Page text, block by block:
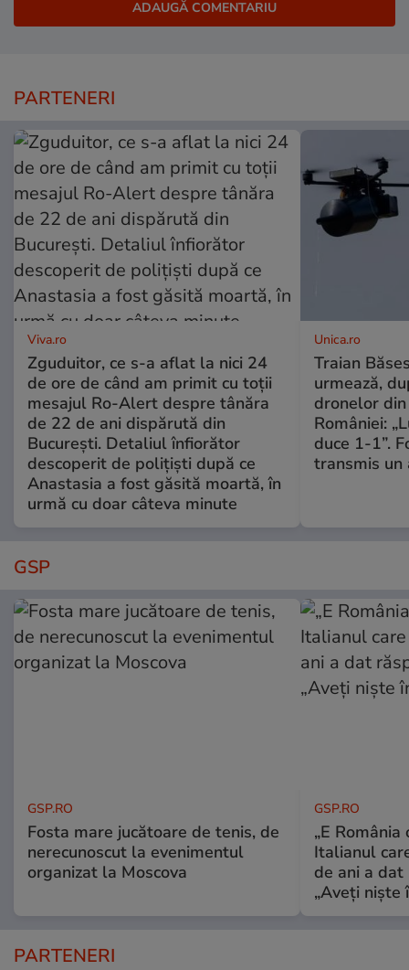
PARTENERI
Viva.ro
Zguduitor, ce s-a aflat la nici 24
de ore de când am primit cu toții
mesajul Ro-Alert despre tânăra
de 22 de ani dispărută din
București. Detaliul înfiorător
descoperit de polițiști după ce
Anastasia a fost găsită moartă, în
urmă cu doar câteva minute
Unica.ro
Traian
urmează,
dronelor
României:
duce 1-1”.
transmis un
GSP
GSP.RO
Fosta mare jucătoare de tenis, de
nerecunoscut la evenimentul
organizat la Moscova
GSP.RO
„E
Italianul
de ani a
„Aveți niște
PARTENERI